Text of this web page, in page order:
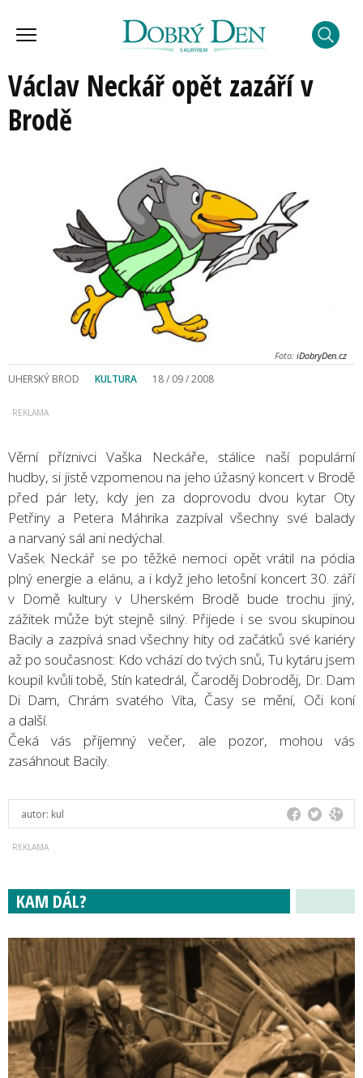
Václav Neckář opět zazáří v
Brodě
Foto: iDobryDen.cz
UHERSKÝ BROD KULTURA 18 / 09 / 2008
Věrní příznivci Vaška Neckáře, stálice naší populární
hudby, si jistě vzpomenou na jeho úžasný koncert v Brodě
před pár lety, kdy jen za doprovodu dvou kytar Oty
Petřiny a Petera Máhrika zazpíval všechny své balady
a narvaný sál ani nedýchal.
Vašek Neckář se po těžké nemoci opět vrátil na pódia
plný energie a elánu, a i když jeho letošní koncert 30. září
v Domě kultury v Uherském Brodě bude trochu jiný,
zážitek může být stejně silný. Přijede i se svou skupinou
Bacily a zazpívá snad všechny hity od začátků své kariéry
až po současnost: Kdo vchází do tvých snů, Tu kytáru jsem
koupil kvůli tobě, Stín katedrál, Čaroděj Dobroděj, Dr. Dam
Di Dam, Chrám svatého Víta, Časy se mění, Oči koní
a další.
Čeká vás příjemný večer, ale pozor, mohou vás
zasáhnout Bacily.
autor: kul
KAM DÁL?